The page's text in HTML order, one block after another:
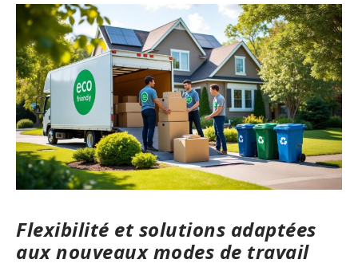
Flexibilité et solutions adaptées
aux nouveaux modes de travail